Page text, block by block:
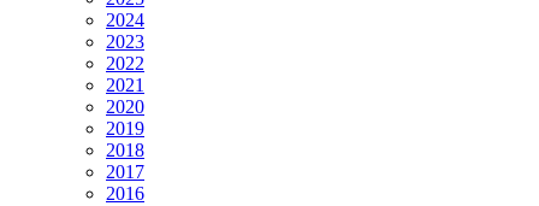
2024
2023
2022
2021
2020
2019
2018
2017
2016